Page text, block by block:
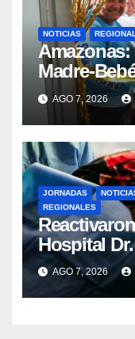
NOTICIAS
Madre-
del
Rincón
AGO 7, 2026
JORNADAS
REGIONALES
Hospital
Guárico
AGO 7, 2026